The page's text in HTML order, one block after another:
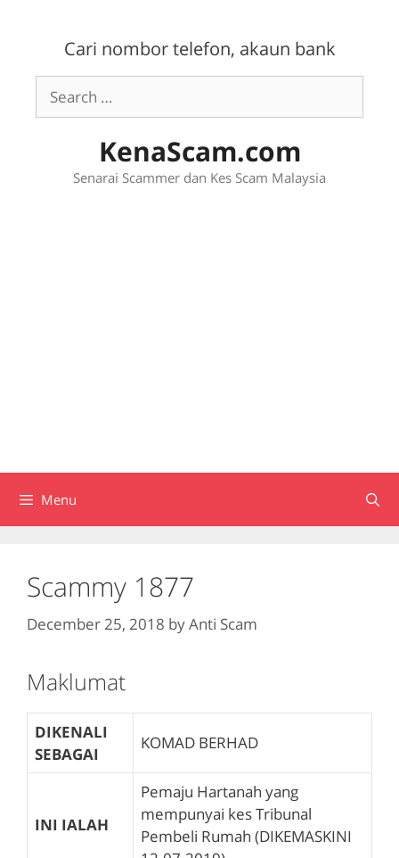
Cari nombor telefon, akaun bank
Search
for:
KenaScam.com
Senarai Scammer dan Kes Scam Malaysia
Menu
Scammy 1877
December 25, 2018 byAnti Scam
Maklumat
DIKENALI
SEBAGAI
KOMAD BERHAD
INI IALAH
Pemaju Hartanah yang
mempunyai kes Tribunal
Pembeli Rumah (DIKEMASKINI